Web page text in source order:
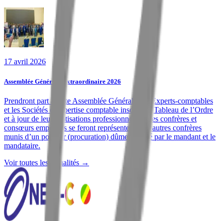
17 avril 2026
Assemblée Générale Extraordinaire 2026
Prendront part à cette Assemblée Générale, les Experts-comptables
et les Sociétés d’expertise comptable inscrits au Tableau de l’Ordre
et à jour de leurs cotisations professionnelles. Les confrères et
consœurs empêchés se feront représenter par d’autres confrères
munis d’un pouvoir (procuration) dûment signé par le mandant et le
mandataire.
Voir toutes les actualités →